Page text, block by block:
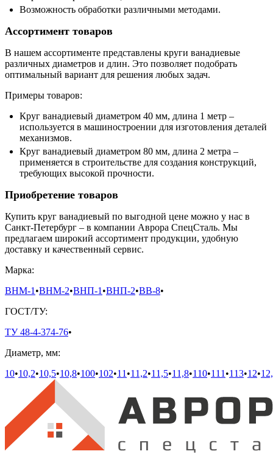
Возможность обработки различными методами.
Ассортимент товаров
В нашем ассортименте представлены круги ванадиевые
различных диаметров и длин. Это позволяет подобрать
оптимальный вариант для решения любых задач.
Примеры товаров:
Круг ванадиевый диаметром 40 мм, длина 1 метр –
используется в машиностроении для изготовления деталей
механизмов.
Круг ванадиевый диаметром 80 мм, длина 2 метра –
применяется в строительстве для создания конструкций,
требующих высокой прочности.
Приобретение товаров
Купить круг ванадиевый по выгодной цене можно у нас в
Санкт-Петербург – в компании Аврора СпецСталь. Мы
предлагаем широкий ассортимент продукции, удобную
доставку и качественный сервис.
Марка:
ВНМ-1•ВНМ-2•ВНП-1•ВНП-2•ВВ-8•
ГОСТ/ТУ:
ТУ 48-4-374-76•
Диаметр, мм:
10•10,2•10,5•10,8•100•102•11•11,2•11,5•11,8•110•111•113•12•